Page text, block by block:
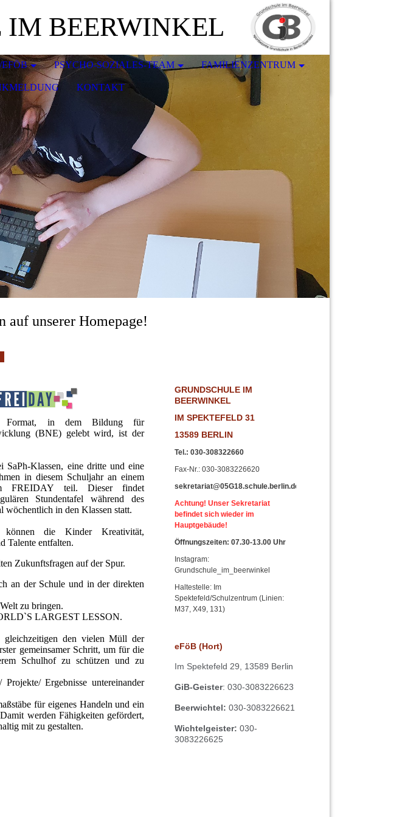
IM BEERWINKEL
PSYCHO-SOZIALES-TEAM FAMILIENZENTRUM
KONTAKT
unserer Homepage!
Format, in dem Bildung für
(BNE) gelebt wird, ist der
SaPh-Klassen, eine dritte und eine
in diesem Schuljahr an einem
FREIDAY teil. Dieser findet
Stundentafel während des
wöchentlich in den Klassen statt.
die Kinder Kreativität,
Talente entfalten.
Zukunftsfragen auf der Spur.
an der Schule und in der direkten
zu bringen.
LARGEST LESSON.
gleichzeitigen den vielen Müll der
gemeinsamer Schritt, um für die
Schulhof zu schützen und zu
Ergebnisse untereinander
für eigenes Handeln und ein
werden Fähigkeiten gefördert,
mit zu gestalten.
GRUNDSCHULE IM
BEERWINKEL
IM SPEKTEFELD 31
13589 BERLIN
Tel.: 030-308322660
Fax-Nr.: 030-3083226620
sekretariat@05G18.schule.berlin.de
Achtung! Unser Sekretariat
befindet sich wieder im
Hauptgebäude!
Öffnungszeiten: 07.30-13.00 Uhr
Instagram:
Grundschule_im_beerwinkel
Haltestelle: Im
Spektefeld/Schulzentrum (Linien:
M37, X49, 131)
eFöB (Hort)
Im Spektefeld 29, 13589 Berlin
GiB-Geister: 030-3083226623
Beerwichtel: 030-3083226621
Wichtelgeister: 030-
3083226625